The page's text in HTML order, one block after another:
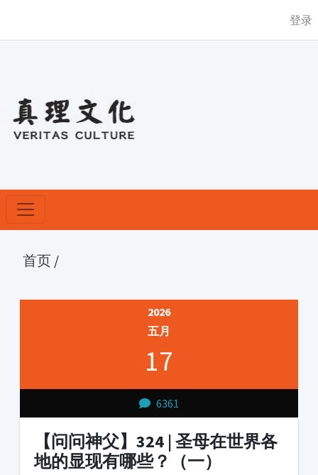
登录
首页 /
2026
五月
17
6361
【问问神父】324 | 圣母在世界各
地的显现有哪些？（一）